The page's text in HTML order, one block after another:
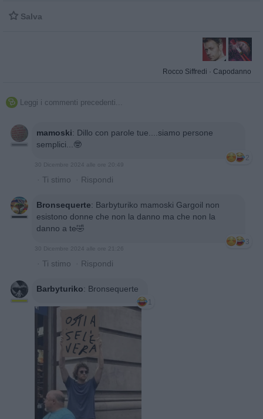
 Salva
Rocco Siffredi · Capodanno
 Leggi i commenti precedenti...
mamoski: Dillo con parole tue....siamo persone
semplici...🤓
2
30 Dicembre 2024 alle ore 20:49
· Ti stimo · Rispondi
Bronsequerte: Barbyturiko mamoski Gargoil non
esistono donne che non la danno ma che non la
danno a te🤣
3
30 Dicembre 2024 alle ore 21:26
· Ti stimo · Rispondi
Barbyturiko: Bronsequerte
1